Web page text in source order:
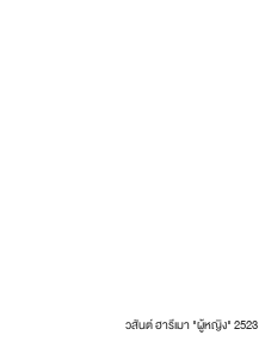
วสันต์ ฮารีเมา "ผู้หญิง" 2523